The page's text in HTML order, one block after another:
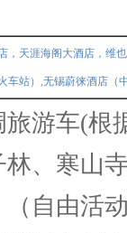
，天涯海阁大酒店，维
车站） ,无锡蔚徕酒店（
旅游车(根
林、寒山
自由活